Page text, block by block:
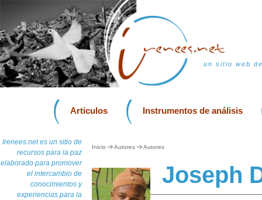
un sitio web
Articulos Instrumentos de análisis
Irenees.net es un sitio de
recursos para la paz
elaborado para promover
el intercambio de
conocimientos y
experiencias para la
Inicio Autores Autores
Joseph